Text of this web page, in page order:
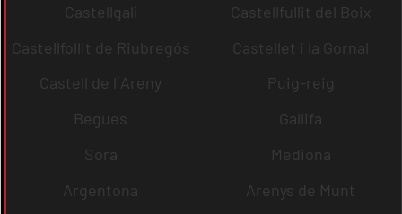
Castellgalí
Castellfullit del Boix
Castellfollit de Riubregós
Castellet i la Gornal
Castell de l´Areny
Puig-reig
Begues
Gallifa
Sora
Mediona
Argentona
Arenys de Munt